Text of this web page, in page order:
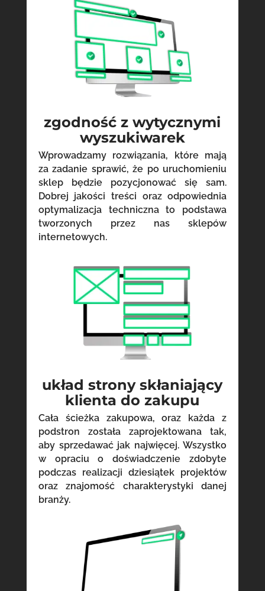
zgodność z wytycznymi
wyszukiwarek
Wprowadzamy rozwiązania, które mają
za zadanie sprawić, że po uruchomieniu
sklep będzie pozycjonować się sam.
Dobrej jakości treści oraz odpowiednia
optymalizacja techniczna to podstawa
tworzonych przez nas sklepów
internetowych.
układ strony skłaniający
klienta do zakupu
Cała ścieżka zakupowa, oraz każda z
podstron została zaprojektowana tak,
aby sprzedawać jak najwięcej. Wszystko
w opraciu o doświadczenie zdobyte
podczas realizacji dziesiątek projektów
oraz znajomość charakterystyki danej
branży.